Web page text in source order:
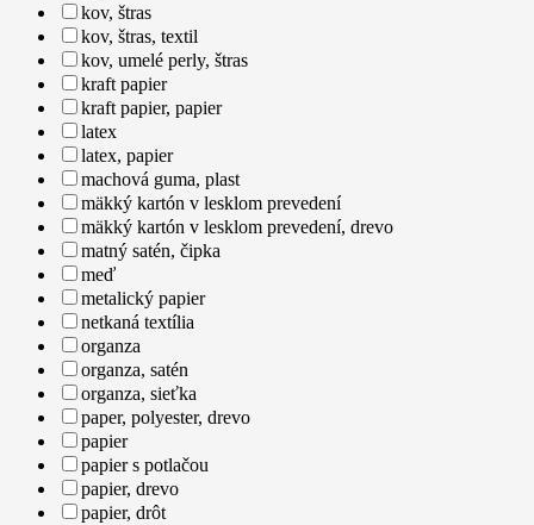
kov, štras
kov, štras, textil
kov, umelé perly, štras
kraft papier
kraft papier, papier
latex
latex, papier
machová guma, plast
mäkký kartón v lesklom prevedení
mäkký kartón v lesklom prevedení, drevo
matný satén, čipka
meď
metalický papier
netkaná textília
organza
organza, satén
organza, sieťka
paper, polyester, drevo
papier
papier s potlačou
papier, drevo
papier, drôt